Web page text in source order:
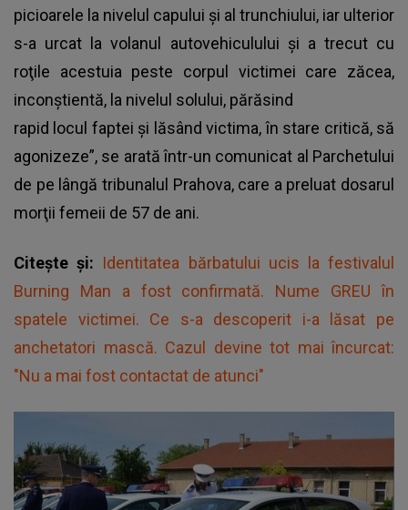
picioarele la nivelul capului şi al trunchiului, iar ulterior
s-a urcat la volanul autovehiculului şi a trecut cu
roţile acestuia peste corpul victimei care zăcea,
inconştientă, la nivelul solului, părăsind
rapid locul faptei şi lăsând victima, în stare critică, să
agonizeze”, se arată într-un comunicat al Parchetului
de pe lângă tribunalul Prahova, care a preluat dosarul
morţii femeii de 57 de ani.
Citește și: Identitatea bărbatului ucis la festivalul
Burning Man a fost confirmată. Nume GREU în
spatele victimei. Ce s-a descoperit i-a lăsat pe
anchetatori mască. Cazul devine tot mai încurcat:
"Nu a mai fost contactat de atunci"